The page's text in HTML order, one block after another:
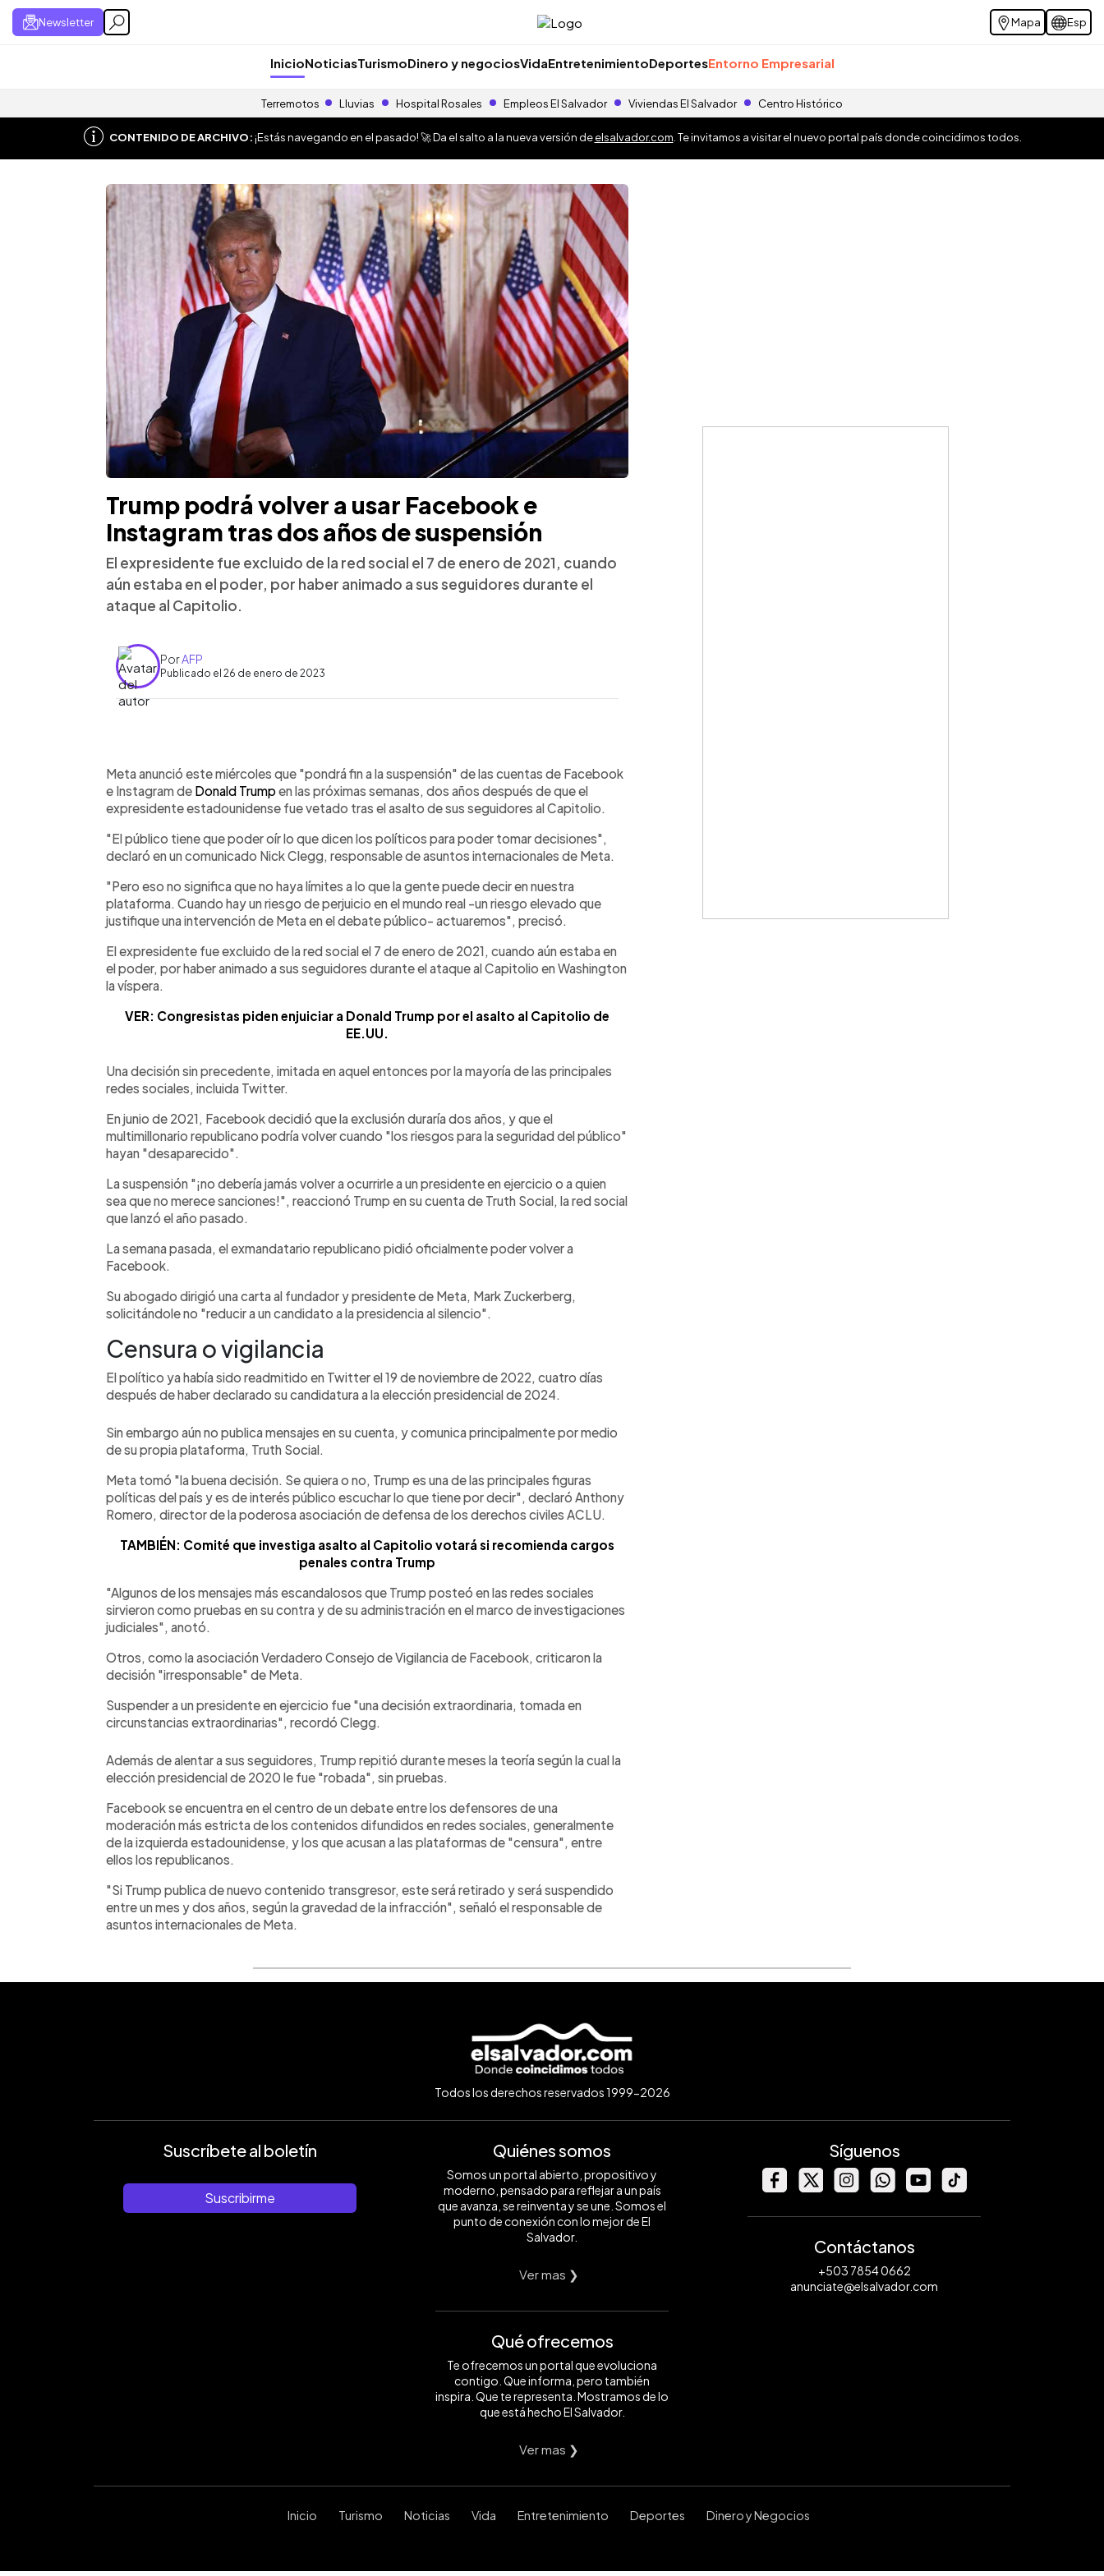
Newsletter Mapa Esp
InicioNoticiasTurismoDinero y negociosVidaEntretenimientoDeportesEntorno Empresarial
Terremotos Lluvias Hospital Rosales Empleos El Salvador Viviendas El Salvador Centro Histórico
CONTENIDO DE ARCHIVO:¡Estás navegando en el pasado! 🚀 Da el salto a la nueva versión deelsalvador.com . Te invitamos a visitar el nuevo portal país donde coincidimos todos.
Trump podrá volver a usar Facebook e
Instagram tras dos años de suspensión
El expresidente fue excluido de la red social el 7 de enero de 2021, cuando
aún estaba en el poder, por haber animado a sus seguidores durante el
ataque al Capitolio.
PorAFP
Publicado el 26 de enero de 2023
Escuchar artículo
Meta anunció este miércoles que "pondrá fin a la suspensión" de las cuentas de Facebook
e Instagram de Donald Trumpen las próximas semanas, dos años después de que el
expresidente estadounidense fue vetado tras el asalto de sus seguidores al Capitolio.
"El público tiene que poder oír lo que dicen los políticos para poder tomar decisiones",
declaró en un comunicado Nick Clegg, responsable de asuntos internacionales de Meta.
"Pero eso no significa que no haya límites a lo que la gente puede decir en nuestra
plataforma. Cuando hay un riesgo de perjuicio en el mundo real -un riesgo elevado que
justifique una intervención de Meta en el debate público- actuaremos", precisó.
El expresidente fue excluido de la red social el 7 de enero de 2021, cuando aún estaba en
el poder, por haber animado a sus seguidores durante el ataque al Capitolio en Washington
la víspera.
VER: Congresistas piden enjuiciar a Donald Trump por el asalto al Capitolio de
EE.UU.
Una decisión sin precedente, imitada en aquel entonces por la mayoría de las principales
redes sociales, incluida Twitter.
En junio de 2021, Facebook decidió que la exclusión duraría dos años, y que el
multimillonario republicano podría volver cuando "los riesgos para la seguridad del público"
hayan "desaparecido".
La suspensión "¡no debería jamás volver a ocurrirle a un presidente en ejercicio o a quien
sea que no merece sanciones!", reaccionó Trump en su cuenta de Truth Social, la red social
que lanzó el año pasado.
La semana pasada, el exmandatario republicano pidió oficialmente poder volver a
Facebook.
Su abogado dirigió una carta al fundador y presidente de Meta, Mark Zuckerberg,
solicitándole no "reducir a un candidato a la presidencia al silencio".
Censura o vigilancia
El político ya había sido readmitido en Twitter el 19 de noviembre de 2022, cuatro días
después de haber declarado su candidatura a la elección presidencial de 2024.
Sin embargo aún no publica mensajes en su cuenta, y comunica principalmente por medio
de su propia plataforma, Truth Social.
Meta tomó "la buena decisión. Se quiera o no, Trump es una de las principales figuras
políticas del país y es de interés público escuchar lo que tiene por decir", declaró Anthony
Romero, director de la poderosa asociación de defensa de los derechos civiles ACLU.
TAMBIÉN: Comité que investiga asalto al Capitolio votará si recomienda cargos
penales contra Trump
"Algunos de los mensajes más escandalosos que Trump posteó en las redes sociales
sirvieron como pruebas en su contra y de su administración en el marco de investigaciones
judiciales", anotó.
Otros, como la asociación Verdadero Consejo de Vigilancia de Facebook, criticaron la
decisión "irresponsable" de Meta.
Suspender a un presidente en ejercicio fue "una decisión extraordinaria, tomada en
circunstancias extraordinarias", recordó Clegg.
Además de alentar a sus seguidores, Trump repitió durante meses la teoría según la cual la
elección presidencial de 2020 le fue "robada", sin pruebas.
Facebook se encuentra en el centro de un debate entre los defensores de una
moderación más estricta de los contenidos difundidos en redes sociales, generalmente
de la izquierda estadounidense, y los que acusan a las plataformas de "censura", entre
ellos los republicanos.
"Si Trump publica de nuevo contenido transgresor, este será retirado y será suspendido
entre un mes y dos años, según la gravedad de la infracción", señaló el responsable de
asuntos internacionales de Meta.
Todos los derechos reservados 1999-2026
Suscríbete al boletín
Suscribirme
Quiénes somos
Somos un portal abierto, propositivo y
moderno, pensado para reflejar a un país
que avanza, se reinventa y se une. Somos el
punto de conexión con lo mejor de El
Salvador.
Ver mas ❯
Qué ofrecemos
Te ofrecemos un portal que evoluciona
contigo. Que informa, pero también
inspira. Que te representa. Mostramos de lo
que está hecho El Salvador.
Ver mas ❯
Síguenos
Contáctanos
+503 7854 0662
anunciate@elsalvador.com
Inicio Turismo Noticias Vida Entretenimiento Deportes Dinero y Negocios